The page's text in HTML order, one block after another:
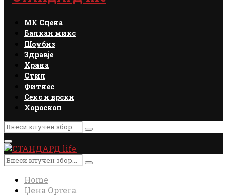
МК Сцена
Балкан микс
Шоубиз
Здравје
Храна
Стил
Фитнес
Секс и врски
Хороскоп
Search
for:
Search
Primary
Menu
Search
for:
Search
Home
Џена Ортега